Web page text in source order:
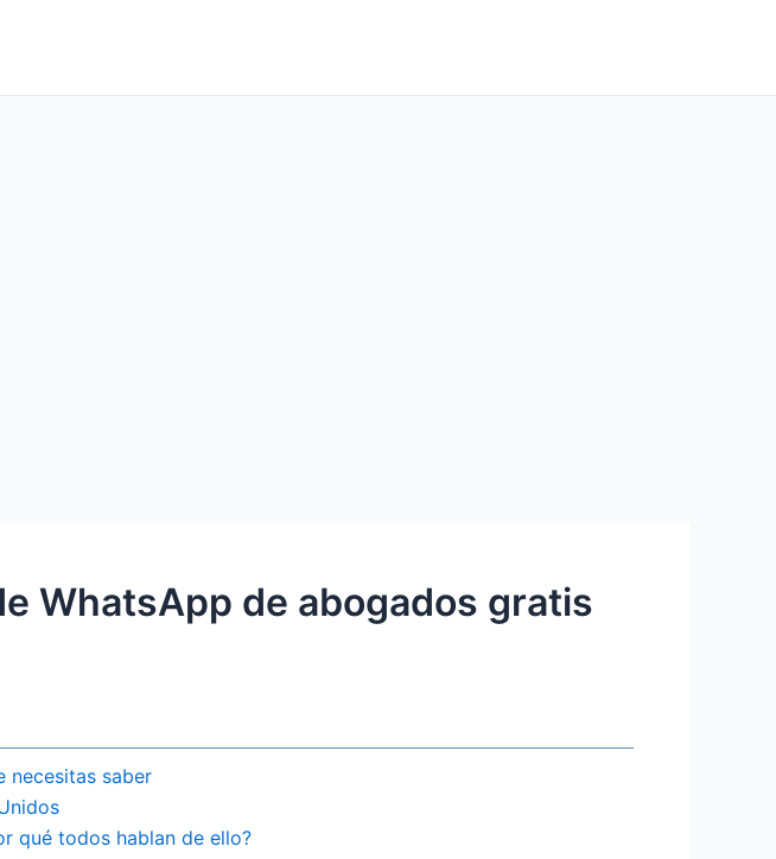
WhatsApp de abogados gratis
necesitas saber
qué todos hablan de ello?